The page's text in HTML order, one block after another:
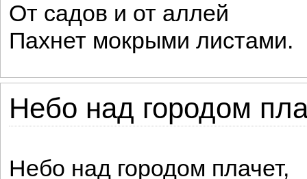
От садов и от аллей
Пахнет мокрыми листами.
Небо над городом
Небо над городом плачет,